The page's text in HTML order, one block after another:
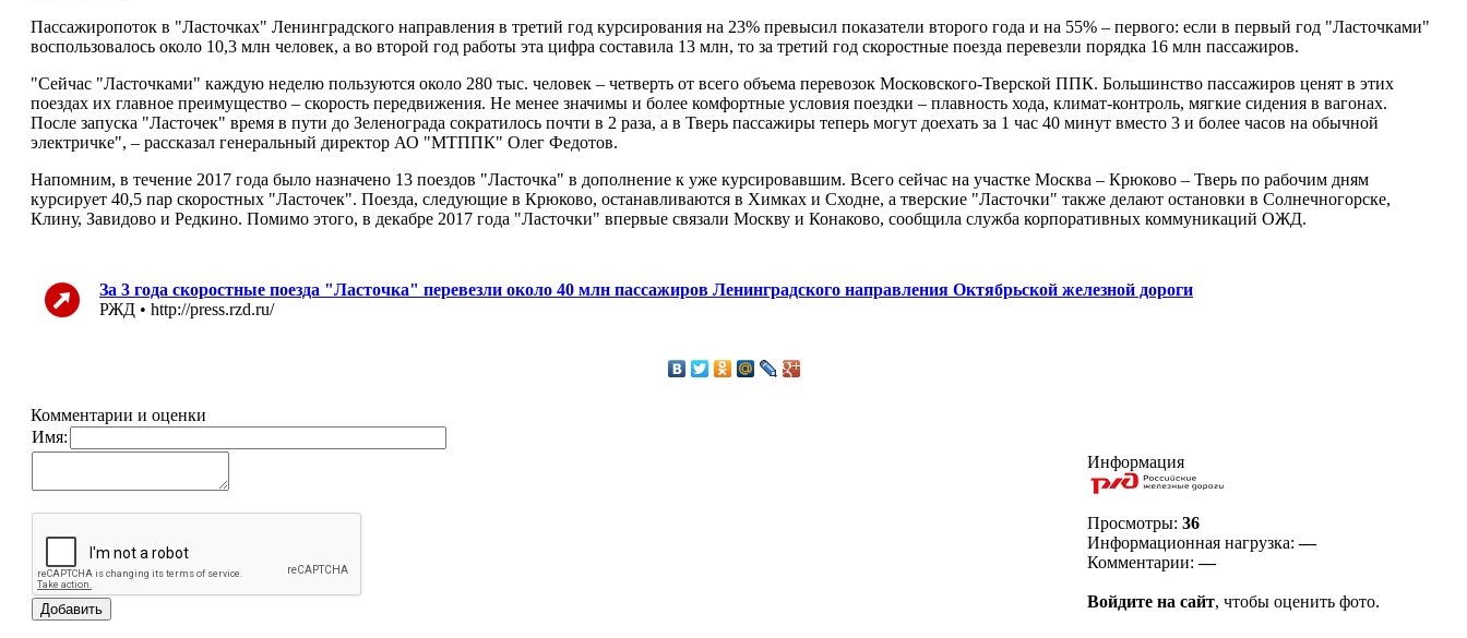
Пассажиропоток в "Ласточках" Ленинградского направления в третий год курсирования на 23% превысил показатели второго года и на 55% – первого: если в первый год "Ласточками"
воспользовалось около 10,3 млн человек, а во второй год работы эта цифра составила 13 млн, то за третий год скоростные поезда перевезли порядка 16 млн пассажиров.
"Сейчас "Ласточками" каждую неделю пользуются около 280 тыс. человек – четверть от всего объема перевозок Московского-Тверской ППК. Большинство пассажиров ценят в этих
поездах их главное преимущество – скорость передвижения. Не менее значимы и более комфортные условия поездки – плавность хода, климат-контроль, мягкие сидения в вагонах.
После запуска "Ласточек" время в пути до Зеленограда сократилось почти в 2 раза, а в Тверь пассажиры теперь могут доехать за 1 час 40 минут вместо 3 и более часов на обычной
электричке", – рассказал генеральный директор АО "МТППК" Олег Федотов.
Напомним, в течение 2017 года было назначено 13 поездов "Ласточка" в дополнение к уже курсировавшим. Всего сейчас на участке Москва – Крюково – Тверь по рабочим дням
курсирует 40,5 пар скоростных "Ласточек". Поезда, следующие в Крюково, останавливаются в Химках и Сходне, а тверские "Ласточки" также делают остановки в Солнечногорске,
Клину, Завидово и Редкино. Помимо этого, в декабре 2017 года "Ласточки" впервые связали Москву и Конаково, сообщила служба корпоративных коммуникаций ОЖД.
За 3 года скоростные поезда "Ласточка" перевезли около 40 млн пассажиров Ленинградского направления Октябрьской железной дороги
РЖД • http://press.rzd.ru/
Комментарии и оценки
Имя:
Информация
Просмотры: 36
Информационная нагрузка:—
Комментарии:—
Войдите на сайт, чтобы оценить фото.